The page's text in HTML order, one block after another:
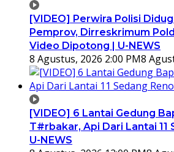
[VIDEO] Perwira Polisi
Pemprov, Dirreskrimum
Video Dipotong | U-NEWS
8 Agustus, 2026 2:00 PM8
[VIDEO] 6 Lantai Gedung
T#rbakar, Api Dari Lantai 11
U-NEWS